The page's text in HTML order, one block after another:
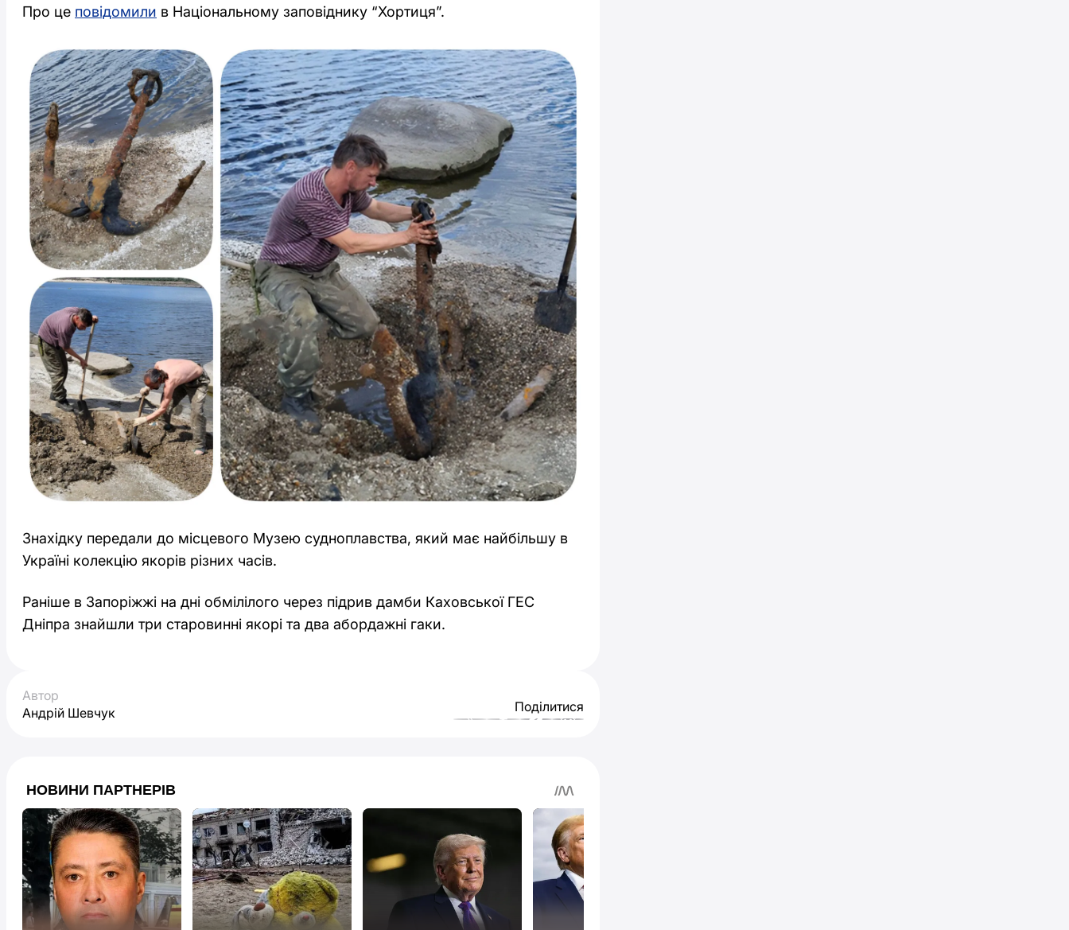
Про це повідомили в Національному заповіднику “Хортиця”.
Знахідку передали до місцевого Музею судноплавства, який має найбільшу в
Україні колекцію якорів різних часів.
Раніше в Запоріжжі на дні обмілілого через підрив дамби Каховської ГЕС
Дніпра знайшли три старовинні якорі та два абордажні гаки.
Автор
Андрій Шевчук
Поділитися